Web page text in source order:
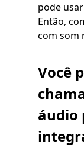
pode
Então,
com som
Você
áudio